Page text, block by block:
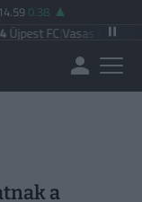
0.38
Vasas FC5-0
a